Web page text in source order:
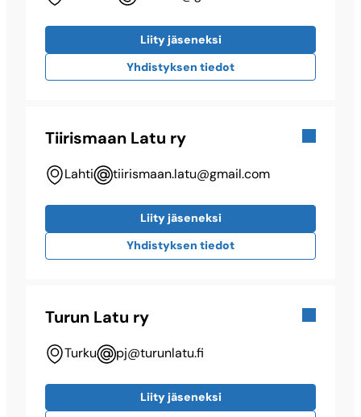
Liity jäseneksi
Yhdistyksen tiedot
Tiirismaan Latu ry
Lahti tiirismaan.latu@​gmail.com
Liity jäseneksi
Yhdistyksen tiedot
Turun Latu ry
Turku pj@​turunlatu.fi
Liity jäseneksi